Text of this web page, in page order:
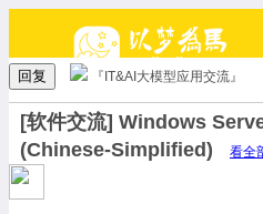
回复 『IT&AI大模型应用交流』
[软件交流] Windows
(Chinese-Simplified)
看全